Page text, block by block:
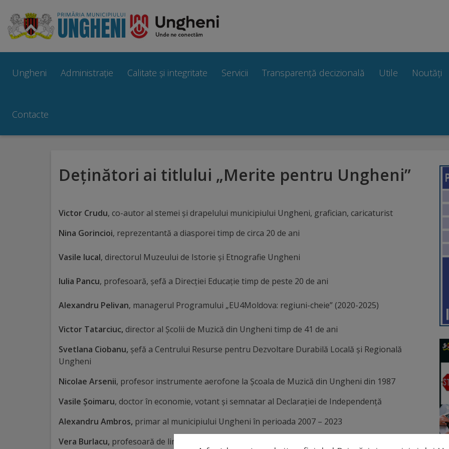
Ungheni
Prezentare
Simbolurile
orașului
brand
înfrățite
onoare
Deținători
titlului
„Merite
pentru
Ungheni”
Ungheni Administrație Calitate și integritate Servicii Transparență decizională Utile Noutăți
Contacte
Deținători ai titlului „Merite pentru Ungheni”
Victor Crudu, co-autor al stemei și drapelului municipiului Ungheni, grafician, caricaturist
Nina Gorincioi, reprezentantă a diasporei timp de circa 20 de ani
Vasile Iucal, directorul Muzeului de Istorie și Etnografie Ungheni
Iulia Pancu, profesoară, șefă a Direcției Educație timp de peste 20 de ani
Alexandru Pelivan, managerul Programului „EU4Moldova: regiuni-cheie” (2020-2025)
Victor Tatarciuc, director al Școlii de Muzică din Ungheni timp de 41 de ani
Svetlana Ciobanu, șefă a Centrului Resurse pentru Dezvoltare Durabilă Locală și Regională
Ungheni
Nicolae Arsenii, profesor instrumente aerofone la Școala de Muzică din Ungheni din 1987
Vasile Șoimaru, doctor în economie, votant și semnatar al Declarației de Independență
Alexandru Ambros, primar al municipiului Ungheni în perioada 2007 – 2023
Vera Burlacu, profesoară de limba română timp de peste 50 de ani la Liceul „Vasile Alecsandri”